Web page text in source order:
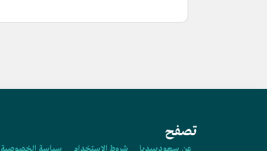
تصفح
عن سعوديبيديا شروط الاستخدام سياسة الخصوصية